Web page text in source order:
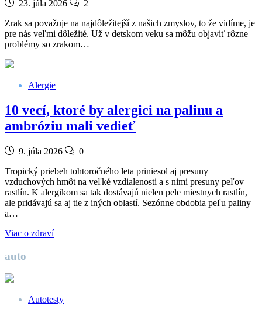
23. júla 2026
2
Zrak sa považuje na najdôležitejší z našich zmyslov, to že vidíme, je
pre nás veľmi dôležité. Už v detskom veku sa môžu objaviť rôzne
problémy so zrakom…
Alergie
10 vecí, ktoré by alergici na palinu a
ambróziu mali vedieť
9. júla 2026
0
Tropický priebeh tohtoročného leta priniesol aj presuny
vzduchových hmôt na veľké vzdialenosti a s nimi presuny peľov
rastlín. K alergikom sa tak dostávajú nielen pele miestnych rastlín,
ale pridávajú sa aj tie z iných oblastí. Sezónne obdobia peľu paliny
a…
Viac o zdraví
auto
Autotesty